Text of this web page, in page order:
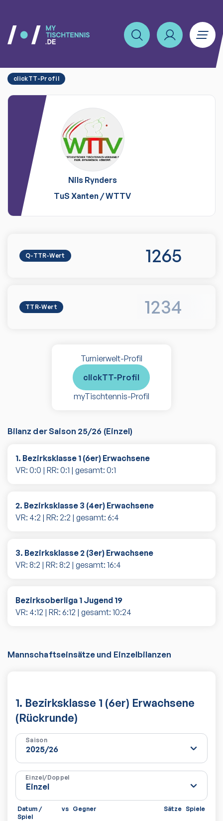
clickTT-Profil
Nils Rynders
TuS Xanten /WTTV
Q-TTR-Wert 1265
TTR-Wert 1234
Turnierwelt-Profil
clickTT-Profil
myTischtennis-Profil
Bilanz der Saison 25/26 (Einzel)
1. Bezirksklasse 1 (6er) Erwachsene
VR: 0:0 | RR: 0:1 | gesamt: 0:1
2. Bezirksklasse 3 (4er) Erwachsene
VR: 4:2 | RR: 2:2 | gesamt: 6:4
3. Bezirksklasse 2 (3er) Erwachsene
VR: 8:2 | RR: 8:2 | gesamt: 16:4
Bezirksoberliga 1 Jugend 19
VR: 4:12 | RR: 6:12 | gesamt: 10:24
Mannschaftseinsätze und Einzelbilanzen
1. Bezirksklasse 1 (6er) Erwachsene
(Rückrunde)
Saison
Einzel/Doppel
Datum /
Spiel
vs Gegner Sätze Spiele